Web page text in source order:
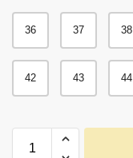
36 37 38
42 43 44